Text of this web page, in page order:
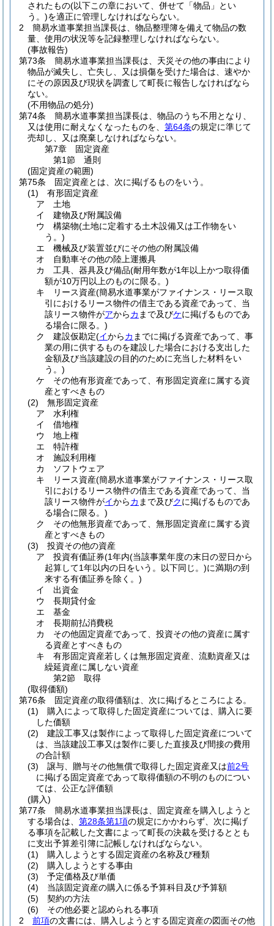
されたもの(以下この章において、併せて「物品」とい
う。)を適正に管理しなければならない。
2
簡易水道事業担当課長は、物品整理簿を備えて物品の数
量、使用の状況等を記録整理しなければならない。
(事故報告)
第73条
簡易水道事業担当課長は、天災その他の事由により
物品が滅失し、亡失し、又は損傷を受けた場合は、速やか
にその原因及び現状を調査して町長に報告しなければなら
ない。
(不用物品の処分)
第74条
簡易水道事業担当課長は、物品のうち不用となり、
又は使用に耐えなくなったものを、 第64条の規定に準じて
売却し、又は廃棄しなければならない。
第7章
固定資産
第1節
通則
(固定資産の範囲)
第75条
固定資産とは、次に掲げるものをいう。
(1)
有形固定資産
ア
土地
イ
建物及び附属設備
ウ
構築物(土地に定着する土木設備又は工作物をい
う。)
エ
機械及び装置並びにその他の附属設備
オ
自動車その他の陸上運搬具
カ
工具、器具及び備品(耐用年数が1年以上かつ取得価
額が10万円以上のものに限る。)
キ
リース資産(簡易水道事業がファイナンス・リース取
引におけるリース物件の借主である資産であって、当
該リース物件がアからカ まで及びケに掲げるものであ
る場合に限る。)
ク
建設仮勘定(イからカ までに掲げる資産であって、事
業の用に供するものを建設した場合における支出した
金額及び当該建設の目的のために充当した材料をい
う。)
ケ
その他有形資産であって、有形固定資産に属する資
産とすべきもの
(2)
無形固定資産
ア
水利権
イ
借地権
ウ
地上権
エ
特許権
オ
施設利用権
カ
ソフトウェア
キ
リース資産(簡易水道事業がファイナンス・リース取
引におけるリース物件の借主である資産であって、当
該リース物件がイからカ まで及びクに掲げるものであ
る場合に限る。)
ク
その他無形資産であって、無形固定資産に属する資
産とすべきもの
(3)
投資その他の資産
ア
投資有価証券(1年内(当該事業年度の末日の翌日から
起算して1年以内の日をいう。以下同じ。)に満期の到
来する有価証券を除く。)
イ
出資金
ウ
長期貸付金
エ
基金
オ
長期前払消費税
カ
その他固定資産であって、投資その他の資産に属す
る資産とすべきもの
キ
有形固定資産若しくは無形固定資産、流動資産又は
繰延資産に属しない資産
第2節
取得
(取得価額)
第76条
固定資産の取得価額は、次に掲げるところによる。
(1)
購入によって取得した固定資産については、購入に要
した価額
(2)
建設工事又は製作によって取得した固定資産について
は、当該建設工事又は製作に要した直接及び間接の費用
の合計額
(3)
譲与、贈与その他無償で取得した固定資産又は前2号
に掲げる固定資産であって取得価額の不明のものについ
ては、公正な評価額
(購入)
第77条
簡易水道事業担当課長は、固定資産を購入しようと
する場合は、 第28条第1項の規定にかかわらず、次に掲げ
る事項を記載した文書によって町長の決裁を受けるととも
に支出予算差引簿に記帳しなければならない。
(1)
購入しようとする固定資産の名称及び種類
(2)
購入しようとする事由
(3)
予定価格及び単価
(4)
当該固定資産の購入に係る予算科目及び予算額
(5)
契約の方法
(6)
その他必要と認められる事項
2
前項の文書には、購入しようとする固定資産の図面その他